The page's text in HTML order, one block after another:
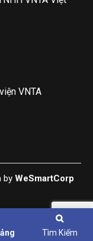
VNTA
by WeSmartCorp
Tìm Kiếm